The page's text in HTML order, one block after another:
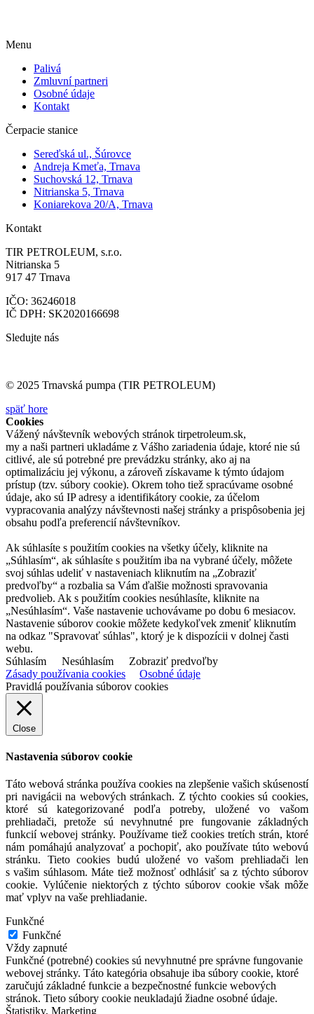
Menu
Palivá
Zmluvní partneri
Osobné údaje
Kontakt
Čerpacie stanice
Sereďská ul., Šúrovce
Andreja Kmeťa, Trnava
Suchovská 12, Trnava
Nitrianska 5, Trnava
Koniarekova 20/A, Trnava
Kontakt
TIR PETROLEUM, s.r.o.
Nitrianska 5
917 47 Trnava
IČO: 36246018
IČ DPH: SK2020166698
Sledujte nás
© 2025 Trnavská pumpa (TIR PETROLEUM)
späť hore
Cookies
Vážený návštevník webových stránok tirpetroleum.sk,
my a naši partneri ukladáme z Vášho zariadenia údaje, ktoré nie sú
citlivé, ale sú potrebné pre prevádzku stránky, ako aj na
optimalizáciu jej výkonu, a zároveň získavame k týmto údajom
prístup (tzv. súbory cookie). Okrem toho tiež spracúvame osobné
údaje, ako sú IP adresy a identifikátory cookie, za účelom
vypracovania analýzy návštevnosti našej stránky a prispôsobenia jej
obsahu podľa preferencií návštevníkov.
Ak súhlasíte s použitím cookies na všetky účely, kliknite na
„Súhlasím“, ak súhlasíte s použitím iba na vybrané účely, môžete
svoj súhlas udeliť v nastaveniach kliknutím na „Zobraziť
predvoľby“ a rozbalia sa Vám ďalšie možnosti spravovania
predvolieb. Ak s použitím cookies nesúhlasíte, kliknite na
„Nesúhlasím“. Vaše nastavenie uchovávame po dobu 6 mesiacov.
Nastavenie súborov cookie môžete kedykoľvek zmeniť kliknutím
na odkaz "Spravovať súhlas", ktorý je k dispozícii v dolnej časti
webu.
Súhlasím
Nesúhlasím
Zobraziť predvoľby
Zásady používania cookies
Osobné údaje
Pravidlá používania súborov cookies
Close
Nastavenia súborov cookie
Táto webová stránka používa cookies na zlepšenie vašich skúseností
pri navigácii na webových stránkach. Z týchto cookies sú cookies,
ktoré sú kategorizované podľa potreby, uložené vo vašom
prehliadači, pretože sú nevyhnutné pre fungovanie základných
funkcií webovej stránky. Používame tiež cookies tretích strán, ktoré
nám pomáhajú analyzovať a pochopiť, ako používate túto webovú
stránku. Tieto cookies budú uložené vo vašom prehliadači len
s vašim súhlasom. Máte tiež možnosť odhlásiť sa z týchto súborov
cookie. Vylúčenie niektorých z týchto súborov cookie však môže
mať vplyv na vaše prehliadanie.
Funkčné
Funkčné
Vždy zapnuté
Funkčné (potrebné) cookies sú nevyhnutné pre správne fungovanie
webovej stránky. Táto kategória obsahuje iba súbory cookie, ktoré
zaručujú základné funkcie a bezpečnostné funkcie webových
stránok. Tieto súbory cookie neukladajú žiadne osobné údaje.
Štatistiky, Marketing